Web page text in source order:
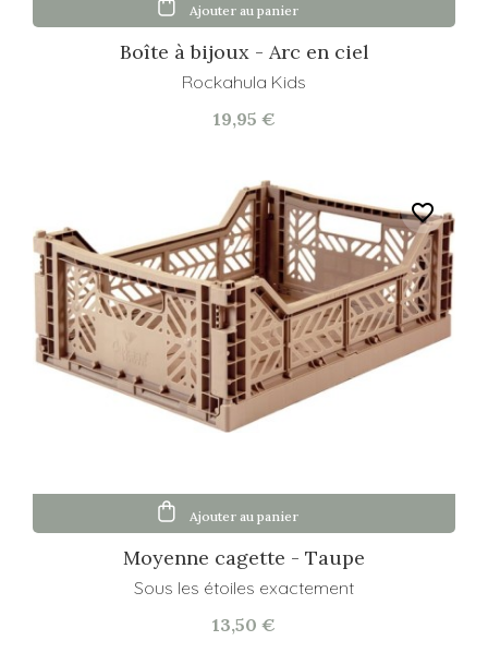
Boîte à bijoux - Arc en ciel
Rockahula Kids
19,95 €
Ajouter au panier
Moyenne cagette - Taupe
Sous les étoiles exactement
13,50 €
Ajouter au panier
favorite_border